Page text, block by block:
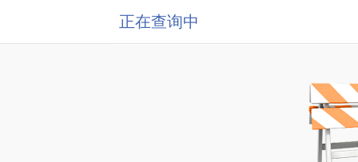
正在查询中